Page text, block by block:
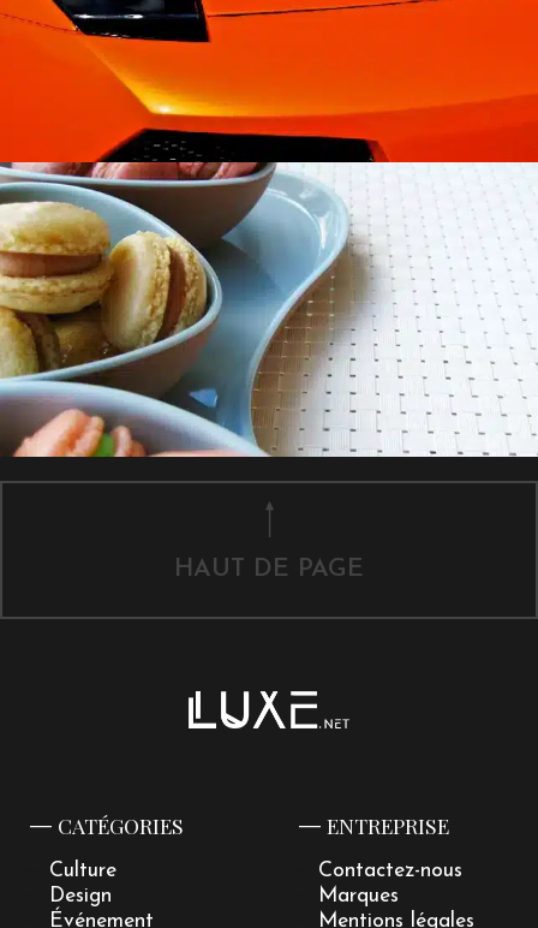
HAUT DE PAGE
CATÉGORIES
Culture
Design
Événement
ENTREPRISE
Contactez-nous
Marques
Mentions légales